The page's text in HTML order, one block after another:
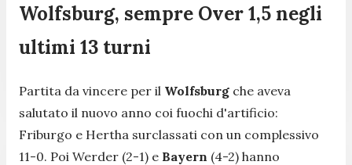
Wolfsburg, sempre Over 1,5 negli
ultimi 13 turni
Partita da vincere per il Wolfsburg che aveva
salutato il nuovo anno coi fuochi d'artificio:
Friburgo e Hertha surclassati con un complessivo
11-0. Poi Werder (2-1) e Bayern (4-2) hanno